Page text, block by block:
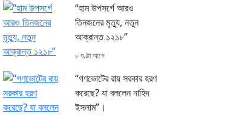
“হাম উপসর্গে আরও
তিনজনের মৃত্যু, নতুন
আক্রান্ত ১২১৮”
৮ ঘণ্টা আগে
“গণভোটের রায় সরকার হরণ
করেছে? যা বললেন নাহিদ
ইসলাম”।